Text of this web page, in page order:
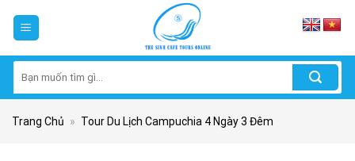
kiếm:
Trang Chủ » Tour Du Lịch Campuchia 4 Ngày 3 Đêm